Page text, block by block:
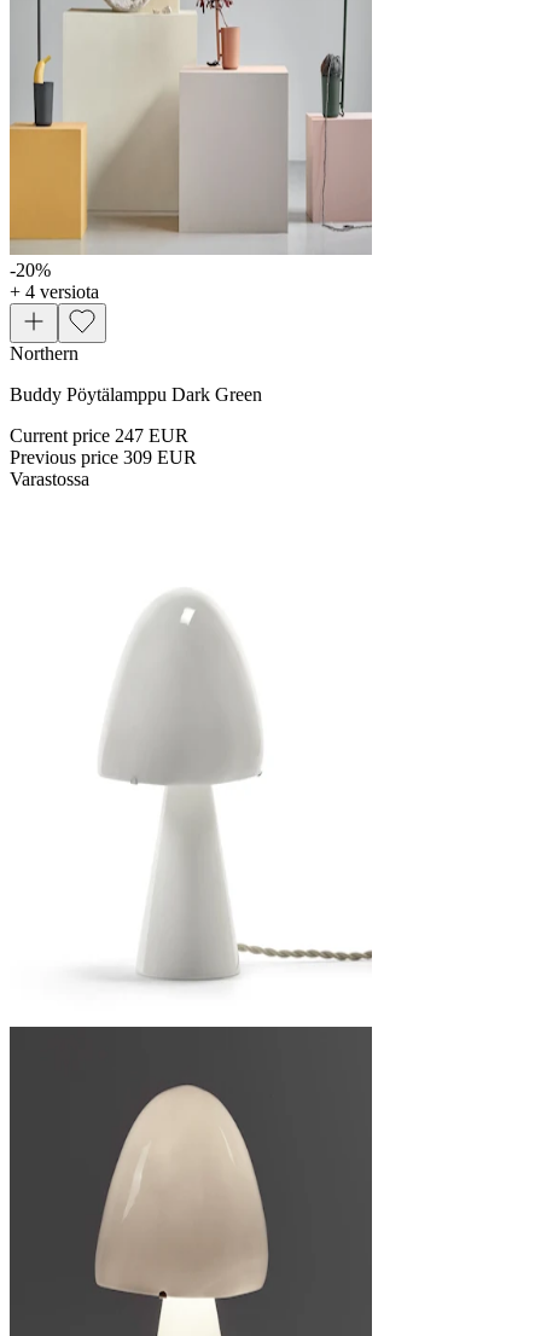
-20%
+ 4 versiota
Northern
Buddy Pöytälamppu Dark Green
Current price 247 EUR
Previous price 309 EUR
Varastossa